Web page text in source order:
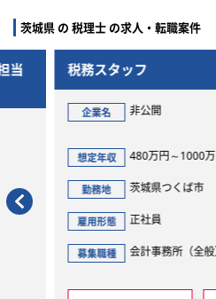
茨城県 の 税理士 の求人・転職案件
開
円～1000万円
つくば市
事務所（全般）